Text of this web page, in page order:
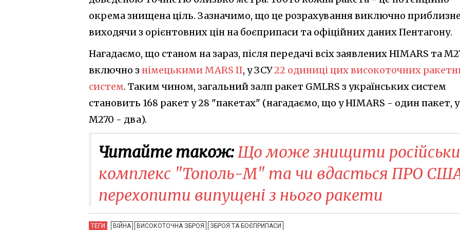
окрема знищена ціль. Зазначимо, що це розрахування виключно
виходячи з орієнтовних цін на боєприпаси та офіційних даних Пентагону.
Нагадаємо, що станом на зараз, після передачі всіх заявлених HIMARS та
включно з німецькими MARS II, у ЗСУ22 одиниці цих високоточних
систем. Таким чином, загальний залп ракет GMLRS з українських систем
становить 168 ракет у 28 "пакетах" (нагадаємо, що у HIMARS - один пакет, у
M270 - два).
Читайте також:Що може знищити
комплекс "Тополь-М" та чи вдасться ПРО
перехопити випущені з нього ракети
ТЕГИ ВІЙНА ВИСОКОТОЧНА ЗБРОЯ ЗБРОЯ ТА БОЄПРИПАСИ